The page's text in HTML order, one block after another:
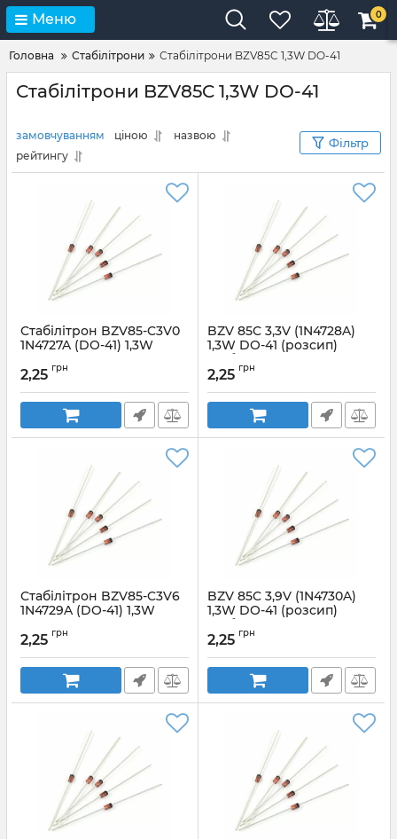
Меню 0
Головна Стабілітрони Стабілітрони BZV85C 1,3W DO-41
Стабілітрони BZV85C 1,3W DO-41
замовчуванням ціною
назвою
рейтингу
Фільтр
Стабілітрон BZV85-C3V0
1N4727A (DO-41) 1,3W
2,25 грн
BZV 85C 3,3V (1N4728A)
1,3W DO-41 (розсип)
стабілітрон YANGJIE
Артикул:
2,25 грн
Стабілітрон BZV85-C3V6
1N4729A (DO-41) 1,3W
2,25 грн
BZV 85C 3,9V (1N4730A)
1,3W DO-41 (розсип)
стабілітрон YANGJIE
Артикул:
2,25 грн